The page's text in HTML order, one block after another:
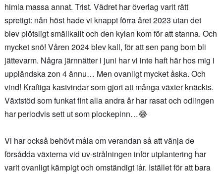
himla massa annat. Trist. Vädret har överlag varit rätt
spretigt: nån höst hade vi knappt förra året 2023 utan det
blev plötsligt smällkallt och den kylan kom för att stanna. Och
mycket snö! Våren 2024 blev kall, för att sen pang bom bli
jättevarm. Några järnnätter i juni har vi inte haft här hos mig i
uppländska zon 4 ännu… Men ovanligt mycket åska. Och
vind! Kraftiga kastvindar som gjort att många växter knäckts.
Växtstöd som funkat fint alla andra år har rasat och odlingen
har periodvis sett ut som plockepinn…😂
Vi har också behövt måla om verandan så att vänja de
försådda växterna vid uv-strålningen inför utplantering har
varit ovanligt kämpigt och omständigt iår. Istället för att bara